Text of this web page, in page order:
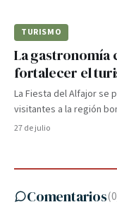
TURISMO
La gastronomía
fortalecer el
La Fiesta del Alfajor se
visitantes a la región
27 de julio
Comentarios(0